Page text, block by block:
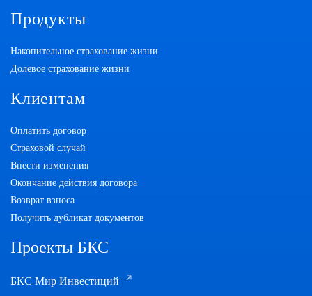
Продукты
Накопительное страхование жизни
Долевое страхование жизни
Клиентам
Оплатить договор
Страховой случай
Внести изменения
Окончание действия договора
Возврат взноса
Получить дубликат документов
Проекты БКС
БКС Мир Инвестиций